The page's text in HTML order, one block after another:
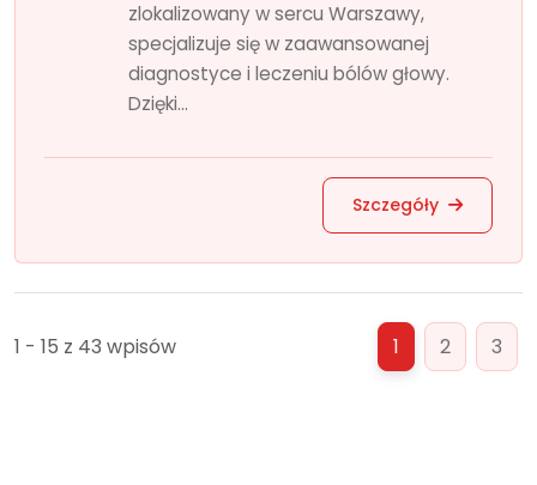
zlokalizowany w sercu Warszawy,
specjalizuje się w zaawansowanej
diagnostyce i leczeniu bólów głowy.
Dzięki...
Szczegóły
1 - 15 z 43 wpisów 1 2 3